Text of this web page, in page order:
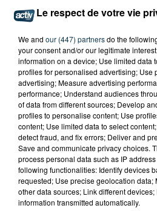
CYANOBACTÉRIES : LE
Le respect de votre vie
We and our (447) partnersdo the
your consent and/or our legitimate
information on a device; Use limited data
profiles for personalised advertising; Use
advertising; Measure advertising
performance; Understand audiences
of data from different sources; Develop
profiles to personalise content; Use
content; Use limited data to select
detect fraud, and fix errors; Deliver and
Save and communicate privacy choices.
process personal data such as IP
following functionalities: Identify devices
requested; Use precise geolocation data;
other data sources; Link different
information transmitted automatically.